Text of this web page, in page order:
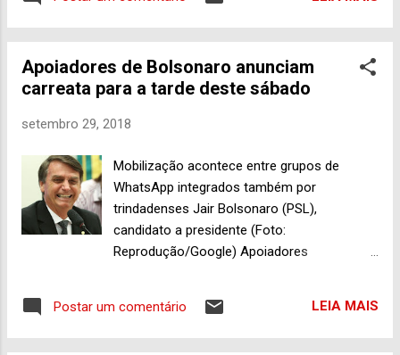
de campanha para Trindade, neste sábado
(29), pala manhã, mas cancelou os
presidenciável pedetista em compromissos
no Acre, devido à piora no quadro pós-
pequena operação da próstata
assessoria de imprensa do partido em
Goiás, que acredita na possibilidade de se
retomar a agenda em terras goianas na
próxima e última semana antes das
eleições.
Apoiadores de Bolsonaro anunciam
carreata para a tarde deste sábado
setembro 29, 2018
Mobilização acontece entre grupos de
WhatsApp integrados também por
trindadenses Jair Bolsonaro (PSL),
candidato a presidente (Foto:
Reprodução/Google) Apoiadores
nas eleições de 7 de outubro deste ano,
fizeram mobilização usando grupos de
Postar um comentário LEIA MAIS